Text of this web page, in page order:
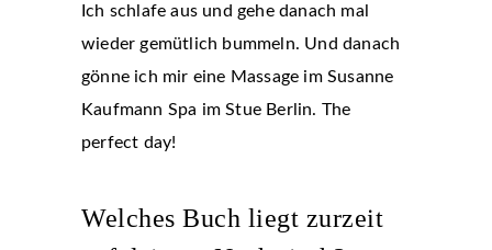
Ich schlafe aus und gehe danach mal
wieder gemütlich bummeln. Und danach
gönne ich mir eine Massage im Susanne
Kaufmann Spa im Stue Berlin. The
perfect day!
Welches Buch liegt zurzeit